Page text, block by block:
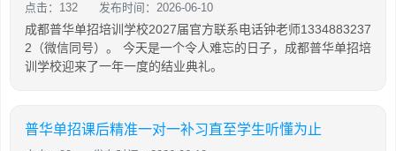
点击：132 发布时间：2026-06-10
成都普华单招培训学校2027届官方联系电话钟老师1334883237
2（微信同号）。 今天是一个令人难忘的日子，成都普华单招培
训学校迎来了一年一度的结业典礼。
普华单招课后精准一对一补习直至学生听懂为止